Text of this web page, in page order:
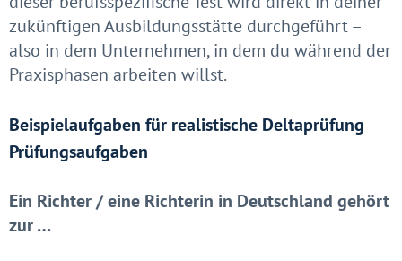
zukünftigen Ausbildungsstätte durchgeführt –
also in dem Unternehmen, in dem du während der
Praxisphasen arbeiten willst.
Beispielaufgaben für realistische Deltaprüfung
Prüfungsaufgaben
Ein Richter / eine Richterin in Deutschland gehört
zur …